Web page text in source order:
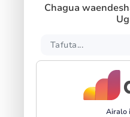
Chagua
Airalo